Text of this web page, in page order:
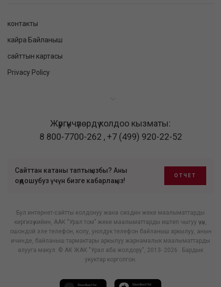
контакты
кайра Байланыш
сайттын картасы
Privacy Policy
Жүргүнчүлөрдү колдоо кызматы:
8 800-7700-262 ,+7 (499) 920-22-52
Сайттан катаны таптыңызбы? Аны
оңдошубуз үчүн бизге кабарлаңыз!
ОТЧЕТ
Бул интернет-сайтты колдонуу жана сиздин жеке маалыматтарды
киргизүү кийин, ААК "Урал том" жеке маалыматтарды иштеп чыгуу үчүн,
ошондой эле телефон, колу, уюлдук телефон байланыш аркылуу, анын
ичинде, байланыш тармактары аркылуу жарнамалык маалыматтарды
алууга макул. © АК ЖАК "Урал аба жолдору", 2013- 2026 . Бардык
укуктар корголгон.